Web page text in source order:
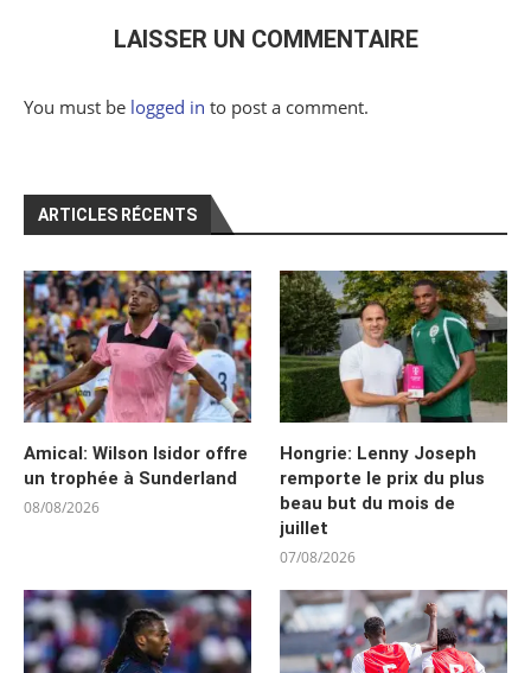
LAISSER UN COMMENTAIRE
You must be logged in to post a comment.
ARTICLES RÉCENTS
Amical: Wilson Isidor offre
un trophée à Sunderland
08/08/2026
Hongrie: Lenny Joseph
remporte le prix du plus
beau but du mois de
juillet
07/08/2026